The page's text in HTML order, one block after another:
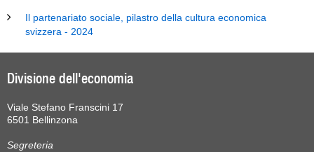
Il partenariato sociale, pilastro della cultura economica
svizzera - 2024
Divisione dell'economia
Viale Stefano Franscini 17
6501 Bellinzona
Segreteria